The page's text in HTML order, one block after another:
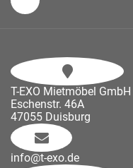
T-EXO Mietmöbel GmbH
Eschenstr. 46A
47055 Duisburg
info@t-exo.de